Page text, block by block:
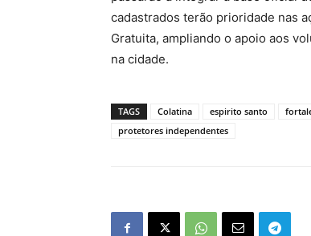
cadastrados terão prioridade nas
Gratuita, ampliando o apoio aos
na cidade.
TAGS Colatina espirito santo
protetores independentes